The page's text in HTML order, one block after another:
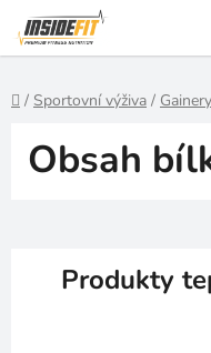
Přejít
na
obsah
Domů
/ Sportovní výživa /
Obsah
Produkty